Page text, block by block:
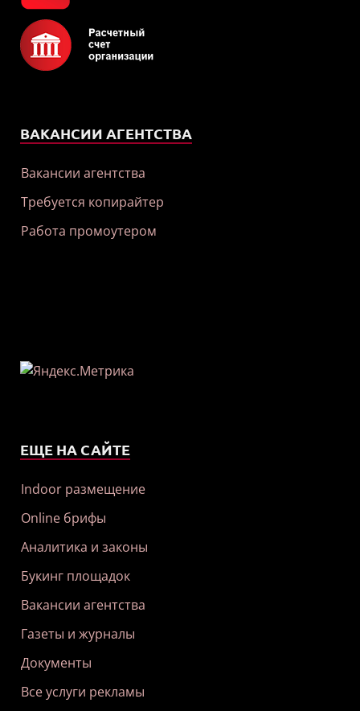
ВАКАНСИИ АГЕНТСТВА
Вакансии агентства
Требуется копирайтер
Работа промоутером
ЕЩЕ НА САЙТЕ
Indoor размещение
Online брифы
Аналитика и законы
Букинг площадок
Вакансии агентства
Газеты и журналы
Документы
Все услуги рекламы